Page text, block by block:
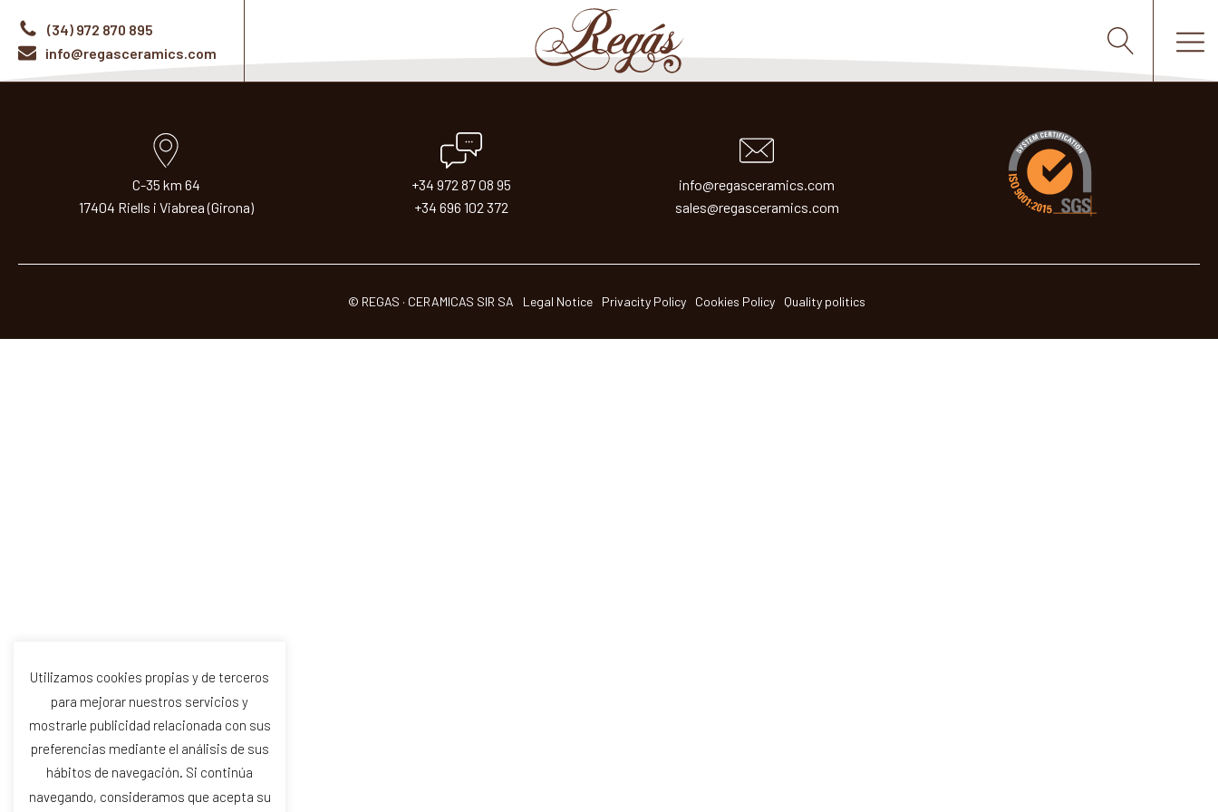
(34) 972 870 895
info@regasceramics.com
C-35 km 64
17404 Riells i Viabrea (Girona)
+34 972 87 08 95
+34 696 102 372
info@regasceramics.com
sales@regasceramics.com
© REGAS · CERAMICAS SIR SA Legal Notice Privacity Policy Cookies Policy Quality politics
Utilizamos cookies propias y de terceros
para mejorar nuestros servicios y
mostrarle publicidad relacionada con sus
preferencias mediante el análisis de sus
hábitos de navegación. Si continúa
navegando, consideramos que acepta su